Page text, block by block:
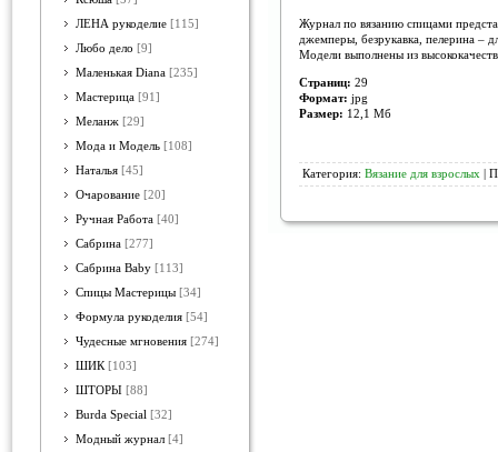
ЛЕНА рукоделие [115]
Любо дело [9]
Маленькая Diana [235]
Мастерица [91]
Меланж [29]
Мода и Модель [108]
Наталья [45]
Очарование [20]
Ручная Работа [40]
Сабрина [277]
Сабрина Baby [113]
Спицы Мастерицы [34]
Формула рукоделия [54]
Чудесные мгновения [274]
ШИК [103]
ШТОРЫ [88]
Burda Special [32]
Модный журнал [4]
Журнал по вязанию спицами
джемперы, безрукавка, пелерина –
Модели выполнены из
Страниц: 29
Формат: jpg
Размер: 12,1 Мб
Категория: Вязание для взрослых |